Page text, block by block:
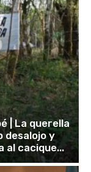
| La querella
desalojo y
al cacique...